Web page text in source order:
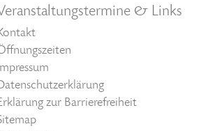
& Links
zur Barrierefreiheit